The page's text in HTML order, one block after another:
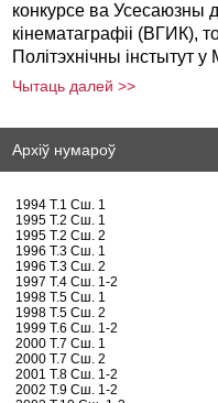
конкурсе ва Усесаюзны
кінематаграфіі (ВГИК),
Політэхнічны інстытут у
Чытаць далей >>
Архіў нумароў
1994 Т.1 Сш. 1
1995 Т.2 Сш. 1
1995 Т.2 Сш. 2
1996 Т.3 Сш. 1
1996 Т.3 Сш. 2
1997 Т.4 Сш. 1-2
1998 Т.5 Сш. 1
1998 Т.5 Сш. 2
1999 Т.6 Сш. 1-2
2000 Т.7 Сш. 1
2000 Т.7 Сш. 2
2001 Т.8 Сш. 1-2
2002 Т.9 Сш. 1-2